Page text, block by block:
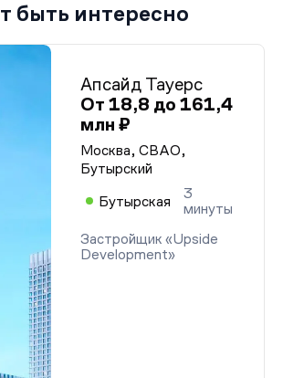
быть интересно
Апсайд Тауерс
От 18,8 до 161,4
млн ₽
Москва, СВАО,
Бутырский
Бутырская
3
минуты
Застройщик «Upside
Development»